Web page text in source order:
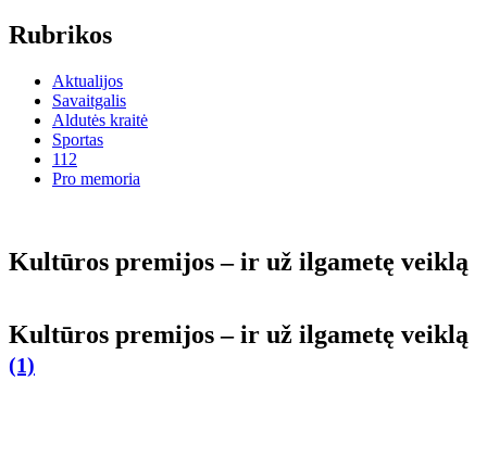
Rubrikos
Aktualijos
Savaitgalis
Aldutės kraitė
Sportas
112
Pro memoria
Kultūros premijos – ir už ilgametę veiklą
Kultūros premijos – ir už ilgametę veiklą
(1)